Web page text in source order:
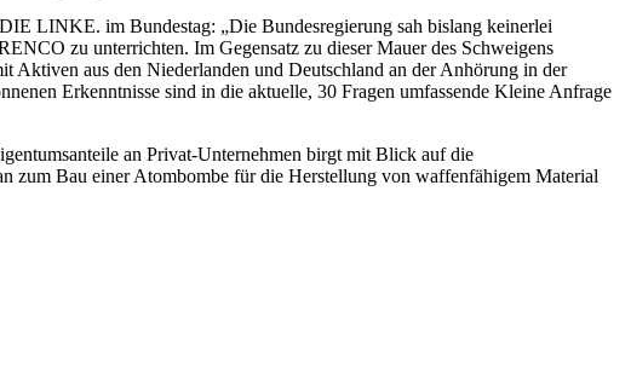
LINKE. im Bundestag: „Die Bundesregierung sah bislang keinerlei
zu unterrichten. Im Gegensatz zu dieser Mauer des Schweigens
Aktiven aus den Niederlanden und Deutschland an der Anhörung in der
Erkenntnisse sind in die aktuelle, 30 Fragen umfassende Kleine Anfrage
an Privat-Unternehmen birgt mit Blick auf die
zum Bau einer Atombombe für die Herstellung von waffenfähigem Material